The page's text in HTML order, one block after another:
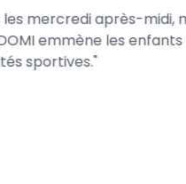
les mercredi après-midi,
emmène les enfants
sportives.